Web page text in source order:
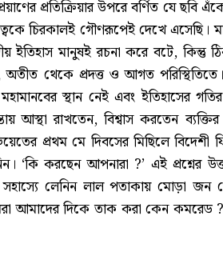
প্রতিক্রিয়ার উপরে বর্ণিত যে ছবি
চিরকালই গৌণরূপেই দেখে এসেছি।
ইতিহাস মানুষই রচনা করে বটে,
অতীত থেকে প্রদত্ত ও আগত
স্থান নেই এবং ইতিহাসের গতির
রাখতেন, বিশ্বাস করতেন
প্রথম মে দিবসের মিছিলে বিদেশী
‘কি করছেন আপনারা ?’ এই প্রশ্নের
সহাস্যে লেনিন লাল পতাকায় মোড়া জন
আমাদের দিকে তাক করা কেন কমরেড ?